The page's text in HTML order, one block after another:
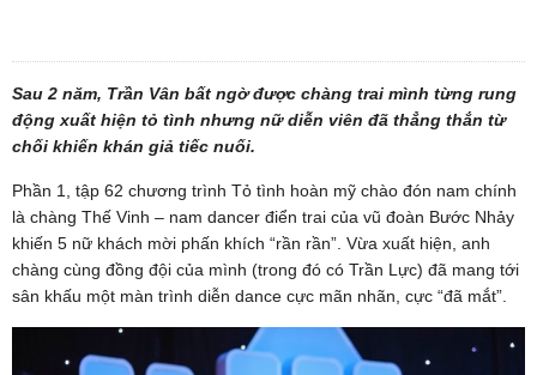
Sau 2 năm, Trần Vân bất ngờ được chàng trai mình từng rung
động xuất hiện tỏ tình nhưng nữ diễn viên đã thẳng thắn từ
chối khiến khán giả tiếc nuối.
Phần 1, tập 62 chương trình Tỏ tình hoàn mỹ chào đón nam chính
là chàng Thế Vinh – nam dancer điển trai của vũ đoàn Bước Nhảy
khiến 5 nữ khách mời phấn khích “rần rần”. Vừa xuất hiện, anh
chàng cùng đồng đội của mình (trong đó có Trần Lực) đã mang tới
sân khấu một màn trình diễn dance cực mãn nhãn, cực “đã mắt”.